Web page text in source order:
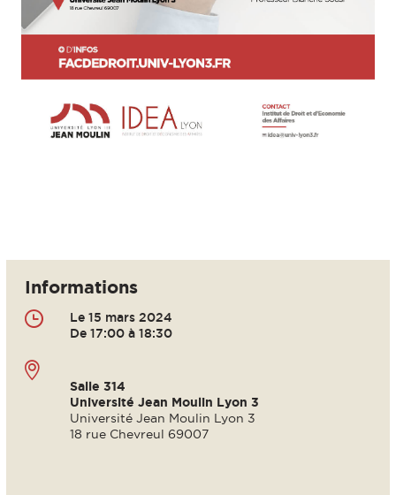
Informations
Le 15 mars 2024
De 17:00 à 18:30
Salle 314
Université Jean Moulin Lyon 3
Université Jean Moulin Lyon 3
18 rue Chevreul 69007